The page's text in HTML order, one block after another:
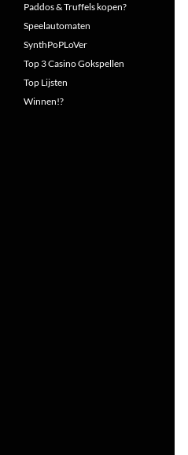
Paddos & Truffels kopen?
Speelautomaten
SynthPoPLoVer
Top 3 Casino Gokspellen
Top Lijsten
Winnen!?